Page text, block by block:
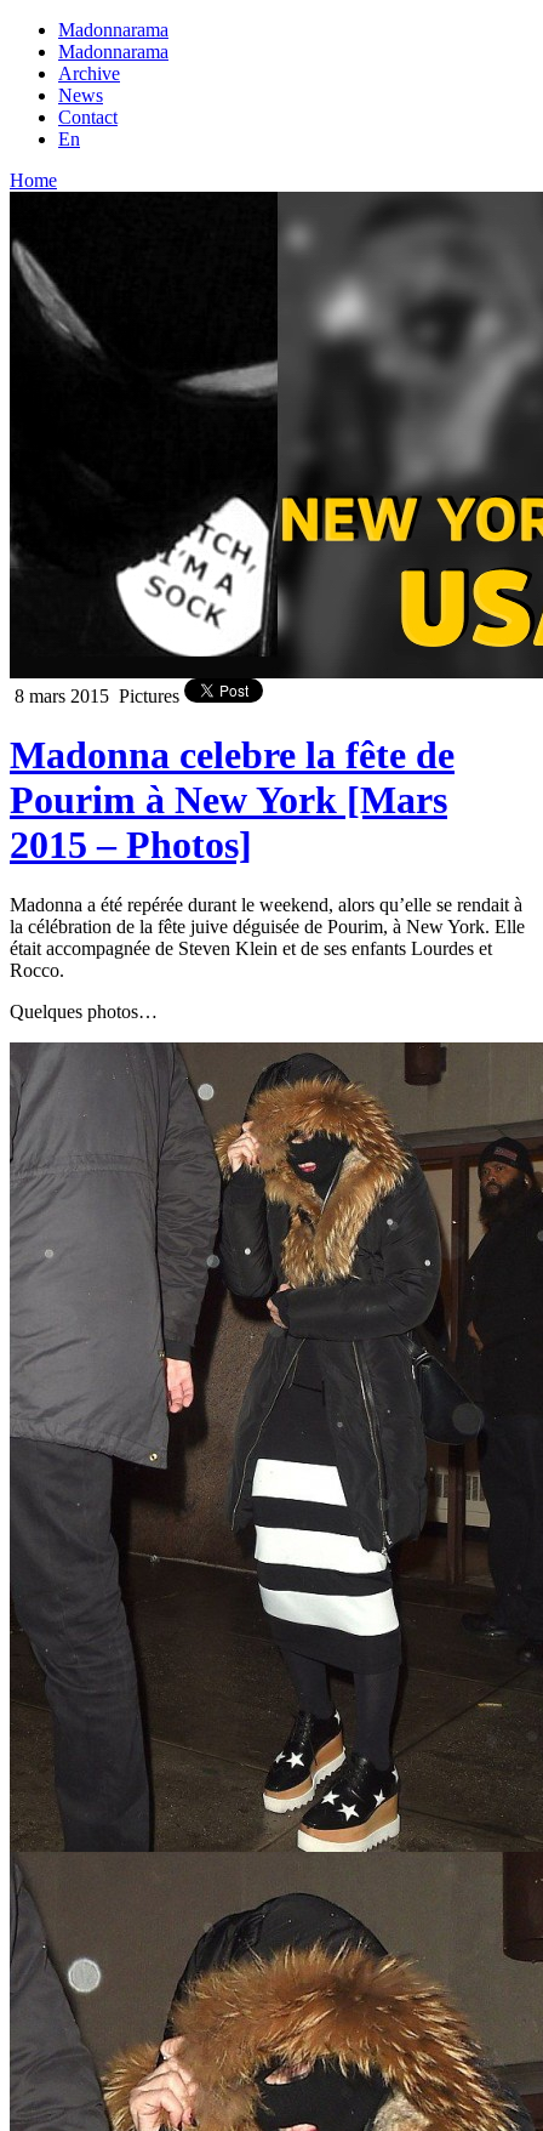
Madonnarama
Madonnarama
Archive
News
Contact
En
Home
8 mars 2015 Pictures
Madonna celebre la fête de
Pourim à New York [Mars
2015 – Photos]
Madonna a été repérée durant le weekend, alors qu’elle se rendait à
la célébration de la fête juive déguisée de Pourim, à New York. Elle
était accompagnée de Steven Klein et de ses enfants Lourdes et
Rocco.
Quelques photos…